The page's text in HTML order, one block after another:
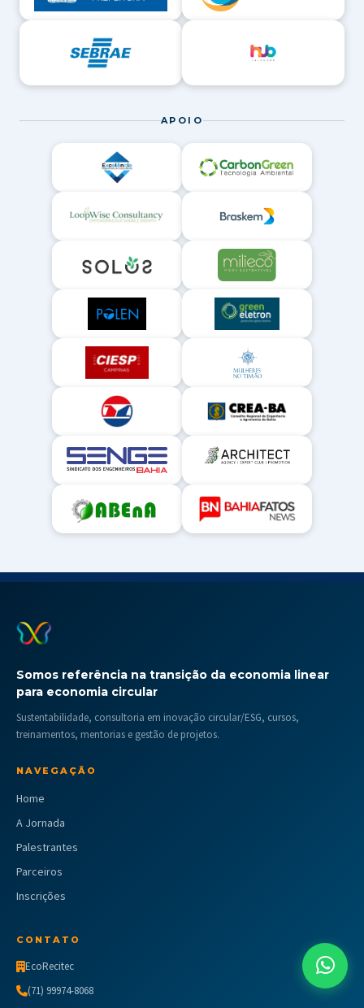
APOIO
Somos referência na transição da economia linear
para economia circular
Sustentabilidade, consultoria em inovação circular/ESG, cursos,
treinamentos, mentorias e gestão de projetos.
NAVEGAÇÃO
Home
A Jornada
Palestrantes
Parceiros
Inscrições
CONTATO
EcoRecitec
(71) 99974-8068